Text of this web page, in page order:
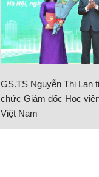
GS.TS Nguyễn Thị Lan
chức Giám đốc Học
Việt Nam